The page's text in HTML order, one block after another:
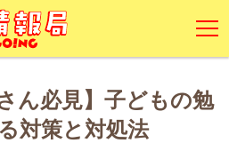
ん必見】子どもの勉
対策と対処法